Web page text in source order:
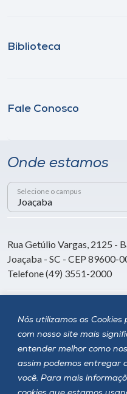
Nós utilizamos os
com nosso site mais
entender melhor como
assim podemos entregar
você. Para mais
Biblioteca
Fale Conosco
Onde estamos
Selecione o campus
Rua Getúlio Vargas, 2125 -
Joaçaba - SC - CEP 89600-
Telefone (49) 3551-2000
Siga a Unoesc